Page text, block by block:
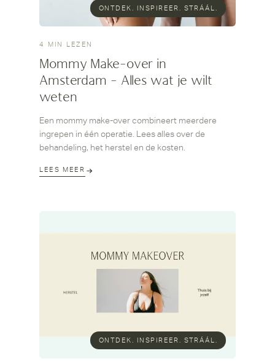
ONTDEK. INSPIREER. STRÁÁL.
4 MIN LEZEN
Mommy Make-over in
Amsterdam - Alles wat je wilt
weten
Een mommy make-over combineert meerdere
ingrepen in één operatie. Lees alles over de
behandeling, het herstel en de kosten.
LEES MEER
ONTDEK. INSPIREER. STRÁÁL.